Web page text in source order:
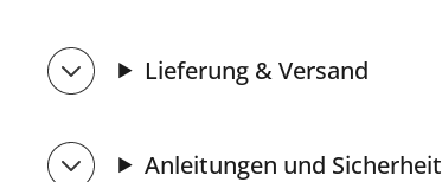
Lieferung & Versand
Anleitungen und Sicherheit